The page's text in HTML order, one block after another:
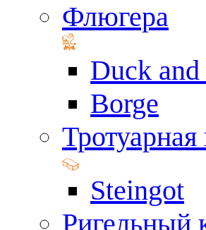
Флюгера
Duck
Borge
Тротуарная
Steingot
Ригельный